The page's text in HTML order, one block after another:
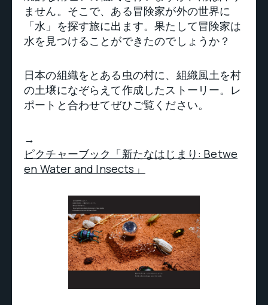
ません。そこで、ある冒険家が外の世界に
「水」を探す旅に出ます。果たして冒険家は
水を見つけることができたのでしょうか？
日本の組織をとある虫の村に、組織風土を村
の土壌になぞらえて作成したストーリー。レ
ポートと合わせてぜひご覧ください。
→
ピクチャーブック「新たなはじまり: Betwe
en Water and Insects」